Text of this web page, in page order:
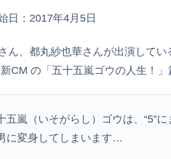
日：2017年4月5日
ん、都丸紗也華さんが出演して
CM の「五十五嵐ゴウの人生！」
五嵐（いそがらし）ゴウは、“5”
に変身してしまいます…